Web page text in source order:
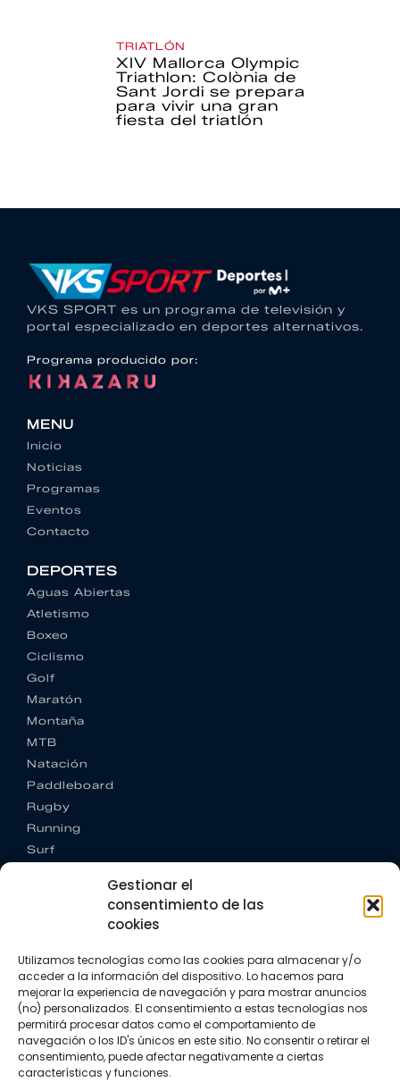
Gestionar el
consentimiento de las
cookies
Utilizamos tecnologías como las cookies para almacenar y/o
acceder a la información del dispositivo. Lo hacemos para
mejorar la experiencia de navegación y para mostrar anuncios
(no) personalizados. El consentimiento a estas tecnologías nos
permitirá procesar datos como el comportamiento de
navegación o los ID's únicos en este sitio. No consentir o retirar el
consentimiento, puede afectar negativamente a ciertas
características y funciones.
TRIATLÓN
XIV Mallorca Olympic
Triathlon: Colònia de
Sant Jordi se prepara
para vivir una gran
fiesta del triatlón
VKS SPORT es un programa de televisión y
portal especializado en deportes alternativos.
Programa producido por:
MENU
Inicio
Noticias
Programas
Eventos
Contacto
DEPORTES
Aguas Abiertas
Atletismo
Boxeo
Ciclismo
Golf
Maratón
Montaña
MTB
Natación
Paddleboard
Rugby
Running
Surf
CONTACTO
+34 662 342 177
info@vkssport.com
SÍGUENOS